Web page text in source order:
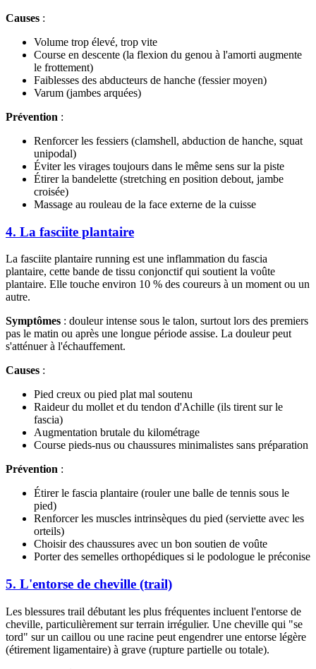
Causes :
Volume trop élevé, trop vite
Course en descente (la flexion du genou à l'amorti augmente
le frottement)
Faiblesses des abducteurs de hanche (fessier moyen)
Varum (jambes arquées)
Prévention :
Renforcer les fessiers (clamshell, abduction de hanche, squat
unipodal)
Éviter les virages toujours dans le même sens sur la piste
Étirer la bandelette (stretching en position debout, jambe
croisée)
Massage au rouleau de la face externe de la cuisse
4. La fasciite plantaire
La fasciite plantaire running est une inflammation du fascia
plantaire, cette bande de tissu conjonctif qui soutient la voûte
plantaire. Elle touche environ 10 % des coureurs à un moment ou un
autre.
Symptômes : douleur intense sous le talon, surtout lors des premiers
pas le matin ou après une longue période assise. La douleur peut
s'atténuer à l'échauffement.
Causes :
Pied creux ou pied plat mal soutenu
Raideur du mollet et du tendon d'Achille (ils tirent sur le
fascia)
Augmentation brutale du kilométrage
Course pieds-nus ou chaussures minimalistes sans préparation
Prévention :
Étirer le fascia plantaire (rouler une balle de tennis sous le
pied)
Renforcer les muscles intrinsèques du pied (serviette avec les
orteils)
Choisir des chaussures avec un bon soutien de voûte
Porter des semelles orthopédiques si le podologue le préconise
5. L'entorse de cheville (trail)
Les blessures trail débutant les plus fréquentes incluent l'entorse de
cheville, particulièrement sur terrain irrégulier. Une cheville qui "se
tord" sur un caillou ou une racine peut engendrer une entorse légère
(étirement ligamentaire) à grave (rupture partielle ou totale).